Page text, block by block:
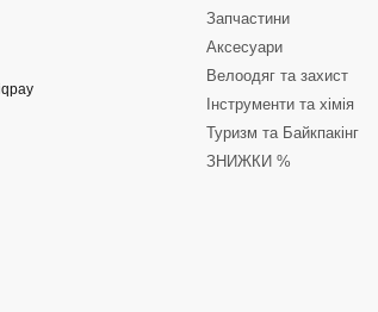
Запчастини
Аксесуари
Велоодяг та захист
Інструменти та хімія
Туризм та Байкпакінг
ЗНИЖКИ %